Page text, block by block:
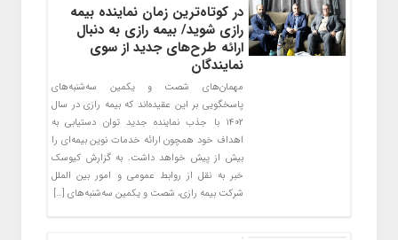
در کوتاه‌ترین زمان نماینده بیمه
رازی شوید/ بیمه رازی به دنبال
ارائه طرح‌های جدید از سوی
نمایندگان
مهمان‌های شصت و یکمین سه‌شنبه‌های
پاسخگویی بر این عقیده‌اند که بیمه رازی در سال
۱۴۰۲ با جذب نماینده جدید توان دستیابی به
اهداف خود همچون ارائه خدمات نوین بیمه‌ای را
بیش از پیش خواهد داشت. به گزارش کیوسک
خبر به نقل از روابط عمومی و امور بین الملل
شرکت بیمه رازی، شصت و یکمین سه‌شنبه‌های […]